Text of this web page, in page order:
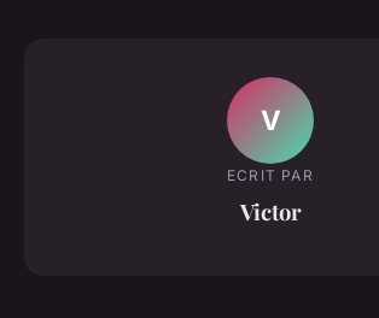
V
ECRIT PAR
Victor